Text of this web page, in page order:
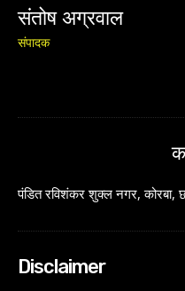
संतोष अग्रवाल
संपादक
पंडित रविशंकर शुक्ल नगर, कोरबा,
Disclaimer